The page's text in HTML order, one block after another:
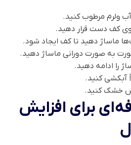
ولرم مرطوب کنید.
کف دست قرار دهید.
ماساژ دهید تا کف ایجاد شود.
به صورت دورانی ماساژ دهید.
آبکشی کنید.
خشک کنید.
برای افزایش